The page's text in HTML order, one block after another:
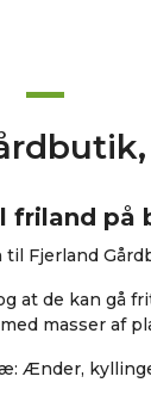
friland på
til Fjerland
at de kan gå
masser af
Ænder,